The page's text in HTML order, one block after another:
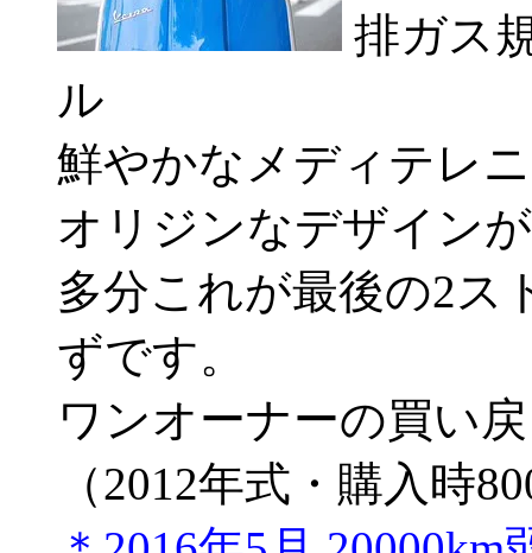
排ガス
ル
鮮やかなメディテレ
オリジンなデザイン
多分これが最後の2ス
ずです。
ワンオーナーの買い
（2012年式・購入時